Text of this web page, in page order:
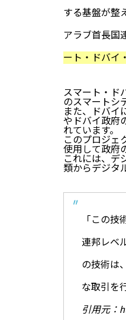
する基盤が整
アラブ首長国
ート・ドバイ
スマート・ド
のスマートシ
また、ドバイ
やドバイ政府
れています。
このプロジェ
使用して政府
これには、デ
類からデジタ
「この
連邦レベ
の技術は
な取引を
引用元：